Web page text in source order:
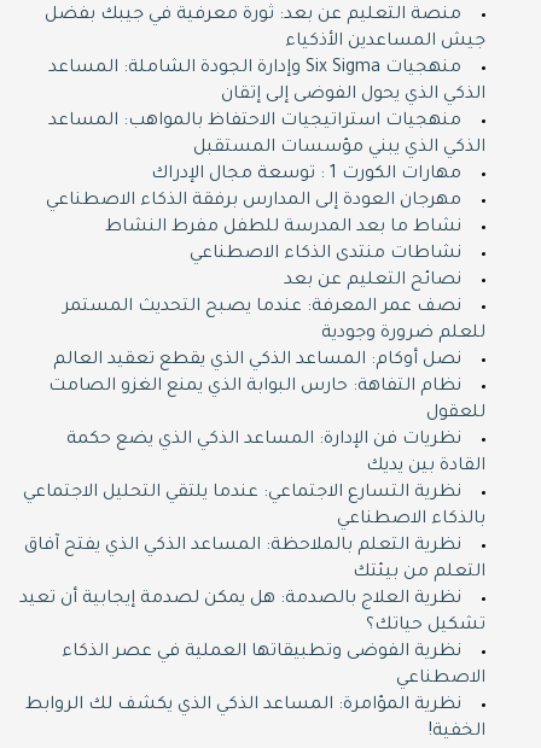
منصة التعليم عن بعد: ثورة معرفية في جيبك بفضل
جيش المساعدين الأذكياء
منهجيات Six Sigma وإدارة الجودة الشاملة: المساعد
الذكي الذي يحول الفوضى إلى إتقان
منهجيات استراتيجيات الاحتفاظ بالمواهب: المساعد
الذكي الذي يبني مؤسسات المستقبل
مهارات الكورت 1 : توسعة مجال الإدراك
مهرجان العودة إلى المدارس برفقة الذكاء الاصطناعي
نشاط ما بعد المدرسة للطفل مفرط النشاط
نشاطات منتدى الذكاء الاصطناعي
نصائح التعليم عن بعد
نصف عمر المعرفة: عندما يصبح التحديث المستمر
للعلم ضرورة وجودية
نصل أوكام: المساعد الذكي الذي يقطع تعقيد العالم
نظام التفاهة: حارس البوابة الذي يمنع الغزو الصامت
للعقول
نظريات فن الإدارة: المساعد الذكي الذي يضع حكمة
القادة بين يديك
نظرية التسارع الاجتماعي: عندما يلتقي التحليل الاجتماعي
بالذكاء الاصطناعي
نظرية التعلم بالملاحظة: المساعد الذكي الذي يفتح آفاق
التعلم من بيئتك
نظرية العلاج بالصدمة: هل يمكن لصدمة إيجابية أن تعيد
تشكيل حياتك؟
نظرية الفوضى وتطبيقاتها العملية في عصر الذكاء
الاصطناعي
نظرية المؤامرة: المساعد الذكي الذي يكشف لك الروابط
الخفية!